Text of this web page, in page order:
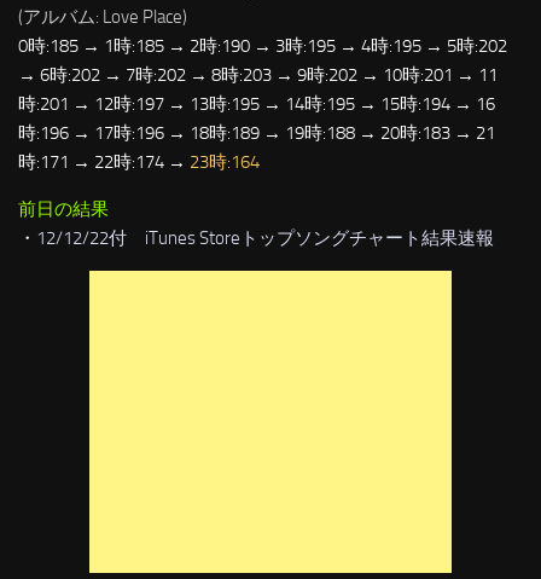
(アルバム: Love Place)
0時:185 → 1時:185 → 2時:190 → 3時:195 → 4時:195 → 5時:202
→ 6時:202 → 7時:202 → 8時:203 → 9時:202 → 10時:201 → 11
時:201 → 12時:197 → 13時:195 → 14時:195 → 15時:194 → 16
時:196 → 17時:196 → 18時:189 → 19時:188 → 20時:183 → 21
時:171 → 22時:174 → 23時:164
前日の結果
・ 12/12/22付 iTunes Storeトップソングチャート結果速報